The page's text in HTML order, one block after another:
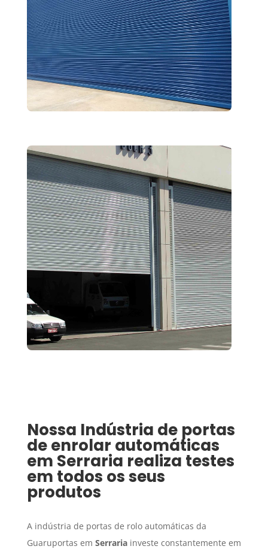
Nossa Indústria de portas
de enrolar automáticas
em Serraria realiza testes
em todos os seus
produtos
A indústria de portas de rolo automáticas da
Guaruportas em Serrariainveste constantemente em